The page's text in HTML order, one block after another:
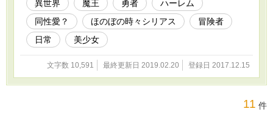
異世界 魔王 勇者
ハーレム
同性愛？
ほのぼの時々シリアス
冒険者
日常
美少女
文字数 10,591 最終更新日 2019.02.20 登録日 2017.12.15
11 件